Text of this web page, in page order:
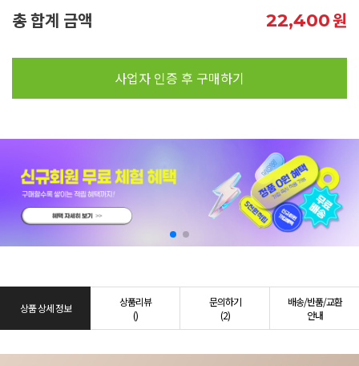
총 합계 금액 22,400원
사업자 인증 후 구매하기
상품 상세 정보
상품리뷰
()
문의하기
(2)
배송/반품/교환
안내